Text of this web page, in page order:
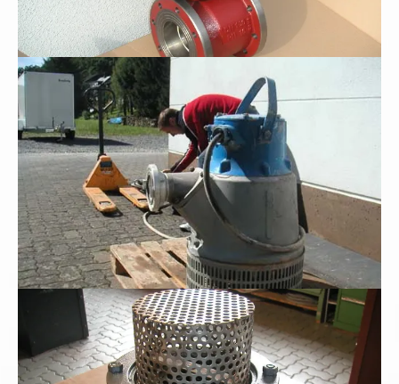
Schmutzwasser-Tauchpumpe
Schwerer Industriesaugkorb